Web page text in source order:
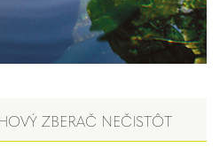
ZBERAČ NEČISTÔT